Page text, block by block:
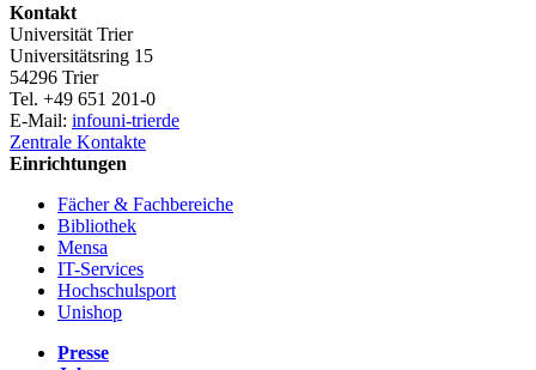
Kontakt
Universität Trier
Universitätsring 15
54296 Trier
Tel. +49 651 201-0
E-Mail: infouni-trierde
Zentrale Kontakte
Einrichtungen
Fächer & Fachbereiche
Bibliothek
Mensa
IT-Services
Hochschulsport
Unishop
Presse